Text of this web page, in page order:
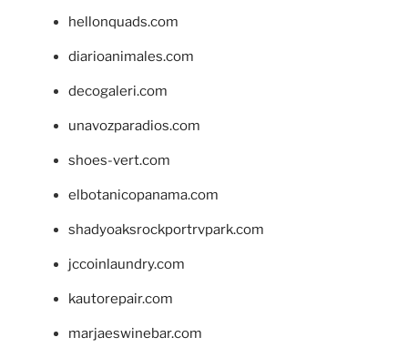
hellonquads.com
diarioanimales.com
decogaleri.com
unavozparadios.com
shoes-vert.com
elbotanicopanama.com
shadyoaksrockportrvpark.com
jccoinlaundry.com
kautorepair.com
marjaeswinebar.com